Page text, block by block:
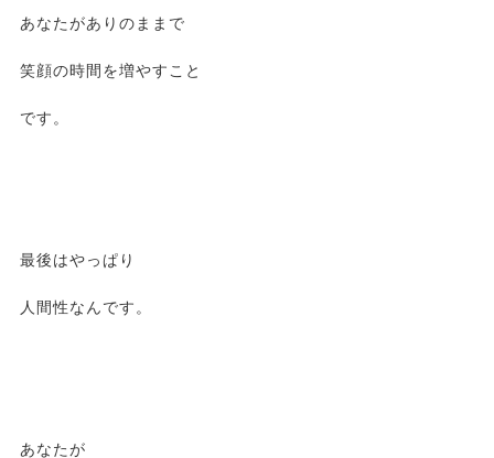
あなたがありのままで
笑顔の時間を増やすこと
です。
最後はやっぱり
人間性なんです。
あなたが